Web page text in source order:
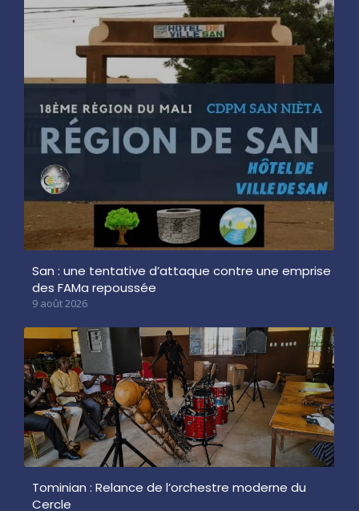
San : une tentative d’attaque contre une emprise
des FAMa repoussée
9 août 2026
Tominian : Relance de l’orchestre moderne du
Cercle